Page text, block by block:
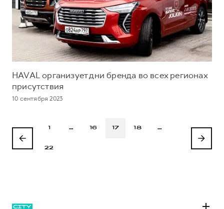
HAVAL организует дни бренда во всех регионах
присутствия
10 сентября 2023
1 … 16 17 18 …
22